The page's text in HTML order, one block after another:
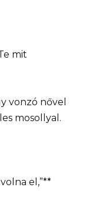
mit
vonzó nővel
mosollyal.
el,”**